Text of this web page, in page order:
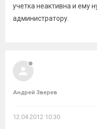
учетка неактивна и ему
администратору.
Андрей Зверев
12.04.2012 10:30